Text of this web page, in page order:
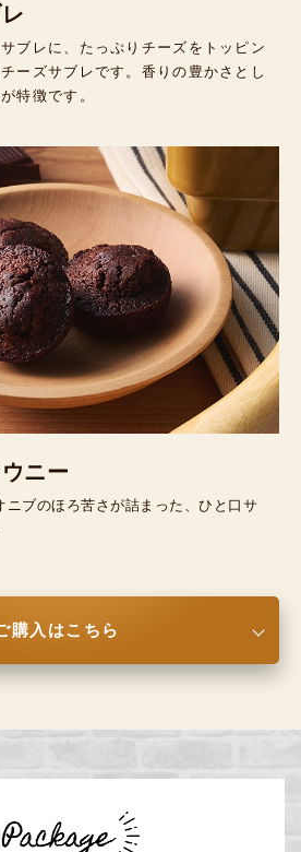
ブレに、たっぷりチーズをトッピン
ーズサブレです。香りの豊かさとし
特徴です。
ニー
ニブのほろ苦さが詰まった、ひと口サ
購入はこちら